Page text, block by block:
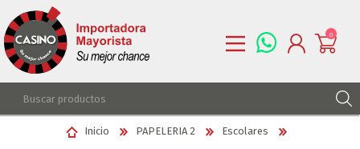
REGISTRARSE
0
Inicio PAPELERIA 2 Escolares